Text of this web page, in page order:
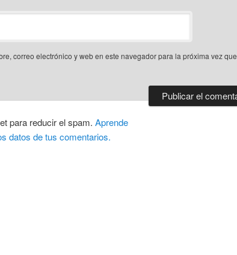
correo electrónico y web en este navegador para la próxima vez que
para reducir el spam. Aprende
datos de tus comentarios.